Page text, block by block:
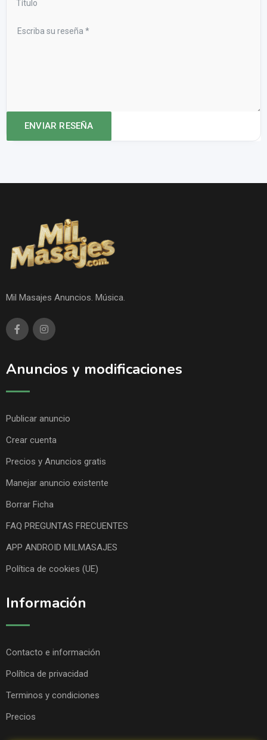
Mil Masajes Anuncios. Música.
Anuncios y modificaciones
Publicar anuncio
Crear cuenta
Precios y Anuncios gratis
Manejar anuncio existente
Borrar Ficha
FAQ PREGUNTAS FRECUENTES
APP ANDROID MILMASAJES
Política de cookies (UE)
Información
Contacto e información
Política de privacidad
Terminos y condiciones
Precios